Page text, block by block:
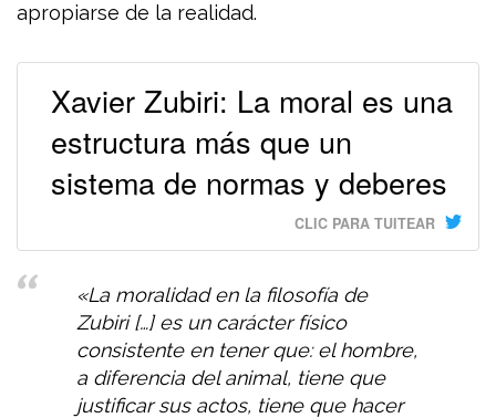
apropiarse de la realidad.
Xavier Zubiri: La moral es una
estructura más que un
sistema de normas y deberes
CLIC PARA TUITEAR
«La moralidad en la filosofía de
Zubiri […] es un carácter físico
consistente en tener que: el hombre,
a diferencia del animal, tiene que
justificar sus actos, tiene que hacer